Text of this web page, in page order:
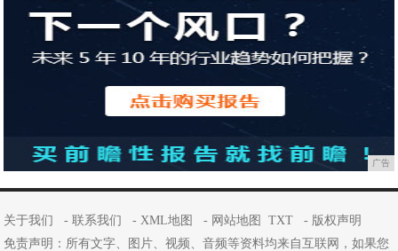
广告
关于我们 -联系我们 -XML地图 - 网站地图 TXT - 版权声明
免责声明：所有文字、图片、视频、音频等资料均来自互联网，如果您